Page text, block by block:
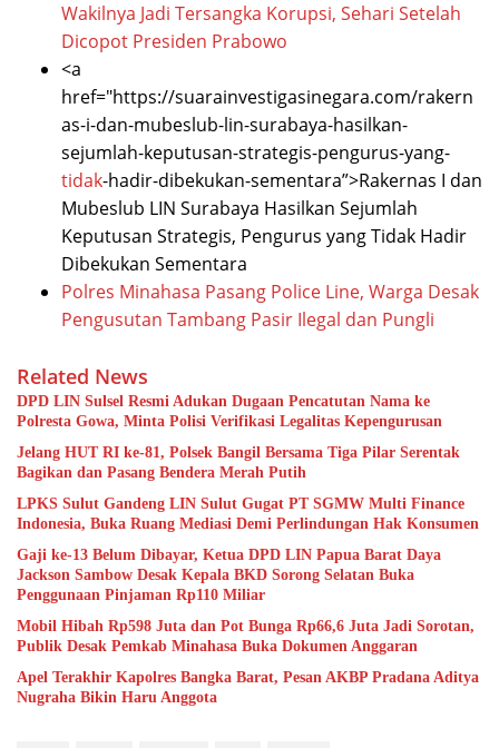
Wakilnya Jadi Tersangka Korupsi, Sehari Setelah
Dicopot Presiden Prabowo
<a
href="https://suarainvestigasinegara.com/rakern
as-i-dan-mubeslub-lin-surabaya-hasilkan-
sejumlah-keputusan-strategis-pengurus-yang-
tidak-hadir-dibekukan-sementara”>Rakernas I dan
Mubeslub LIN Surabaya Hasilkan Sejumlah
Keputusan Strategis, Pengurus yang Tidak Hadir
Dibekukan Sementara
Polres Minahasa Pasang Police Line, Warga Desak
Pengusutan Tambang Pasir Ilegal dan Pungli
Related News
DPD LIN Sulsel Resmi Adukan Dugaan Pencatutan Nama ke
Polresta Gowa, Minta Polisi Verifikasi Legalitas Kepengurusan
Jelang HUT RI ke-81, Polsek Bangil Bersama Tiga Pilar Serentak
Bagikan dan Pasang Bendera Merah Putih
LPKS Sulut Gandeng LIN Sulut Gugat PT SGMW Multi Finance
Indonesia, Buka Ruang Mediasi Demi Perlindungan Hak Konsumen
Gaji ke-13 Belum Dibayar, Ketua DPD LIN Papua Barat Daya
Jackson Sambow Desak Kepala BKD Sorong Selatan Buka
Penggunaan Pinjaman Rp110 Miliar
Mobil Hibah Rp598 Juta dan Pot Bunga Rp66,6 Juta Jadi Sorotan,
Publik Desak Pemkab Minahasa Buka Dokumen Anggaran
Apel Terakhir Kapolres Bangka Barat, Pesan AKBP Pradana Aditya
Nugraha Bikin Haru Anggota